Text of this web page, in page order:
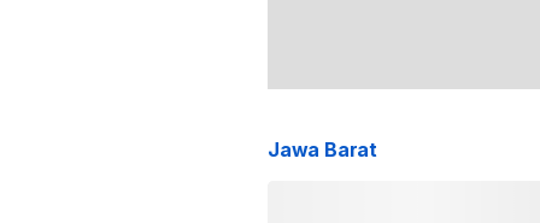
Jawa Barat